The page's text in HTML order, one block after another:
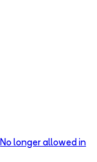
No longer allowed in